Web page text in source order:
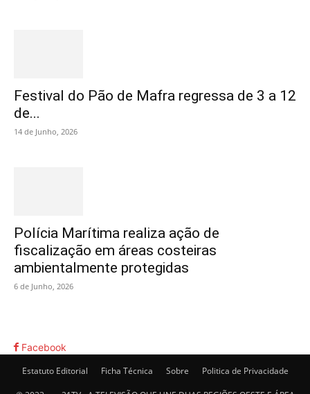
Festival do Pão de Mafra regressa de 3 a 12
de...
14 de Junho, 2026
Polícia Marítima realiza ação de
fiscalização em áreas costeiras
ambientalmente protegidas
6 de Junho, 2026
Facebook
Estatuto Editorial
Ficha Técnica Sobre Politica de Privacidade